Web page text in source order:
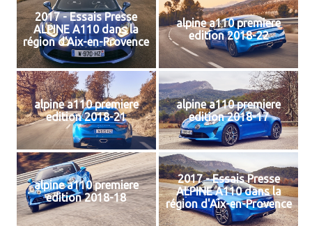
2017 - Essais Presse
ALPINE A110 dans la
région d'Aix-en-Provence
alpine a110 premiere
edition 2018-22
alpine a110 premiere
edition 2018-21
alpine a110 premiere
edition 2018-17
alpine a110 premiere
edition 2018-18
2017 - Essais Presse
ALPINE A110 dans la
région d'Aix-en-Provence